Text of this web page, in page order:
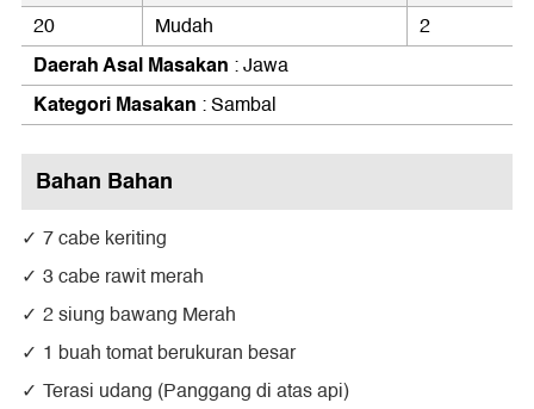
20 Mudah 2
Daerah Asal Masakan : Jawa
Kategori Masakan : Sambal
Bahan Bahan
7 cabe keriting
3 cabe rawit merah
2 siung bawang Merah
1 buah tomat berukuran besar
Terasi udang (Panggang di atas api)